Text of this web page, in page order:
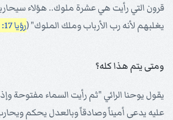
قرون التي رأيت هي عشرة ملوك.. هؤلاء
يغلبهم لأنه رب الأرباب وملك الملوك" (رؤيا 17: 12- 14
ومتى يتم هذا كله؟
يقول يوحنا الرائي "ثم رأيت السماء مفتوحة
عليه يدعى أميناً وصادقاً وبالعدل يحكم